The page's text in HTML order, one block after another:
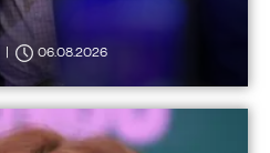
06.08.2026